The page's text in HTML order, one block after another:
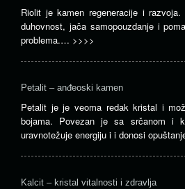
Riolit je kamen regeneracije i
duhovnost, jača samopouzdanje i
problema.… >>>>
Petalit – anđeoski kamen
Petalit je je veoma redak kristal i
bojama. Povezan je sa srčanom i
uravnotežuje energiju i i donosi
Kalcit – kristal vitalnosti i zdravlja